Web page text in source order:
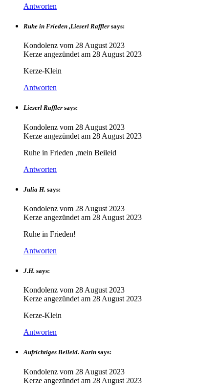
Antworten
Ruhe in Frieden ,Lieserl Raffler says:
Kondolenz vom 28 August 2023
Kerze angezündet am 28 August 2023
Kerze-Klein
Antworten
Lieserl Raffler says:
Kondolenz vom 28 August 2023
Kerze angezündet am 28 August 2023
Ruhe in Frieden ,mein Beileid
Antworten
Julia H. says:
Kondolenz vom 28 August 2023
Kerze angezündet am 28 August 2023
Ruhe in Frieden!
Antworten
J.H. says:
Kondolenz vom 28 August 2023
Kerze angezündet am 28 August 2023
Kerze-Klein
Antworten
Aufrichtiges Beileid. Karin says:
Kondolenz vom 28 August 2023
Kerze angezündet am 28 August 2023